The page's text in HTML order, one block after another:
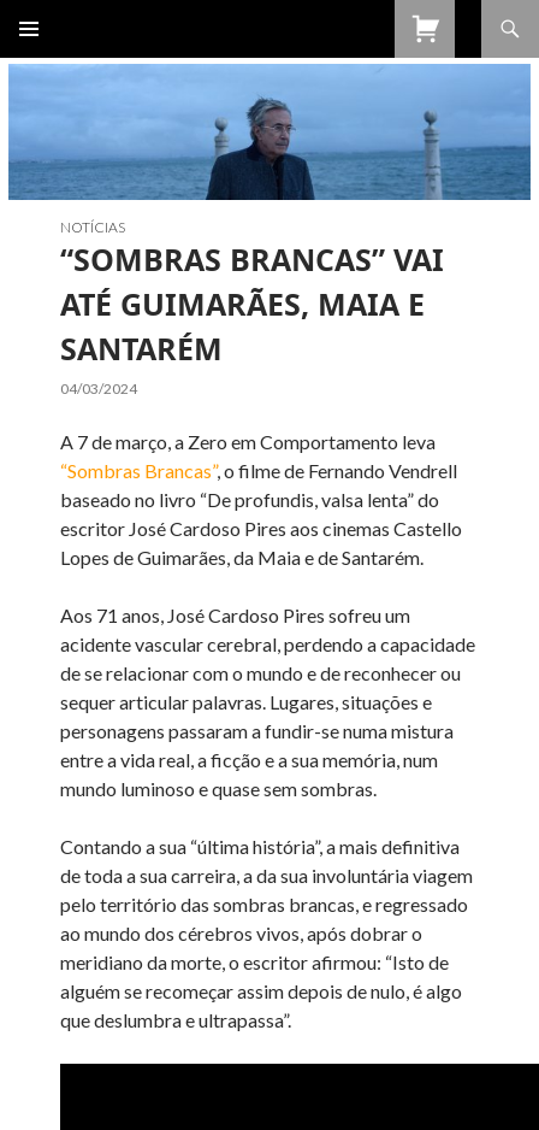
PARA
NOTÍCIAS
“SOMBRAS BRANCAS” VAI
ATÉ GUIMARÃES, MAIA E
SANTARÉM
04/03/2024
A 7 de março, a Zero em Comportamento leva
“Sombras Brancas”, o filme de Fernando Vendrell
baseado no livro “De profundis, valsa lenta” do
escritor José Cardoso Pires aos cinemas Castello
Lopes de Guimarães, da Maia e de Santarém.
Aos 71 anos, José Cardoso Pires sofreu um
acidente vascular cerebral, perdendo a capacidade
de se relacionar com o mundo e de reconhecer ou
sequer articular palavras. Lugares, situações e
personagens passaram a fundir-se numa mistura
entre a vida real, a ficção e a sua memória, num
mundo luminoso e quase sem sombras.
Contando a sua “última história”, a mais definitiva
de toda a sua carreira, a da sua involuntária viagem
pelo território das sombras brancas, e regressado
ao mundo dos cérebros vivos, após dobrar o
meridiano da morte, o escritor afirmou: “Isto de
alguém se recomeçar assim depois de nulo, é algo
que deslumbra e ultrapassa”.